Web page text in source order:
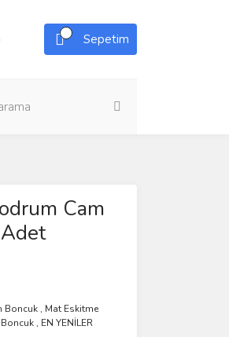
Sepetim
Cam
Boncuk , Mat Eskitme
, EN YENİLER